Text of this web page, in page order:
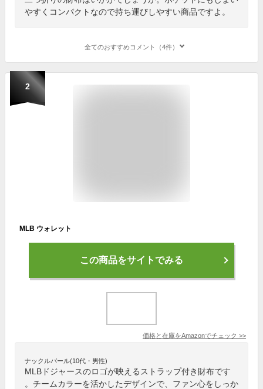
やすくコンパクトなので持ち運びしやすい商品ですよ。
全てのおすすめコメント（4件）
2
MLB ウォレット
この商品をサイトでみる
価格と在庫をAmazonでチェック >>
ナックルバール(10代・男性)
MLBドジャースのロゴが映えるストラップ付き財布です
。チームカラーを活かしたデザインで、ファン心をしっか